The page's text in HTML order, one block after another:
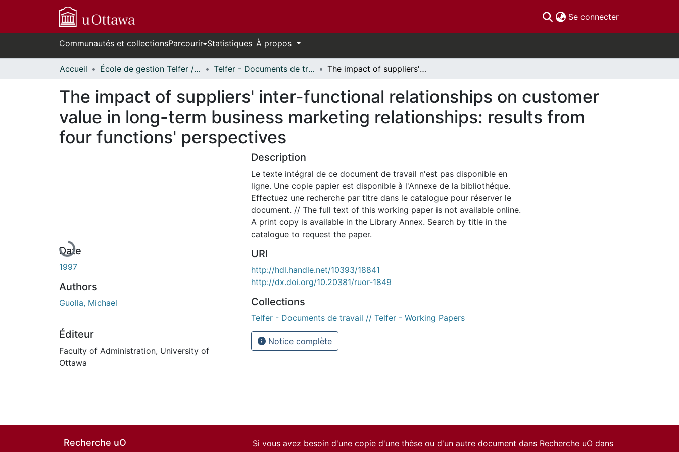
Se connecter(current)
Communautés et collectionsParcourir Statistiques À propos
Accueil École de gestion Telfer // Telfer School of Management Telfer - Documents de travail // Telfer - Working Papers The impact of suppliers' inter-functional relationships on customer value in long-term business marketing relationships: results from four functions' perspectives
The impact of suppliers' inter-functional relationships on customer
value in long-term business marketing relationships: results from
four functions' perspectives
En cours de chargement...
Date
1997
Authors
Guolla, Michael
Éditeur
Faculty of Administration, University of
Ottawa
Description
Le texte intégral de ce document de travail n'est pas disponible en
ligne. Une copie papier est disponible à l'Annexe de la bibliothéque.
Effectuez une recherche par titre dans le catalogue pour réserver le
document. // The full text of this working paper is not available online.
A print copy is available in the Library Annex. Search by title in the
catalogue to request the paper.
URI
http://hdl.handle.net/10393/18841
http://dx.doi.org/10.20381/ruor-1849
Collections
Telfer - Documents de travail // Telfer - Working Papers
Notice complète
Recherche uO
Si vous avez besoin d'une copie d'une thèse ou d'un autre document dans Recherche uO dans